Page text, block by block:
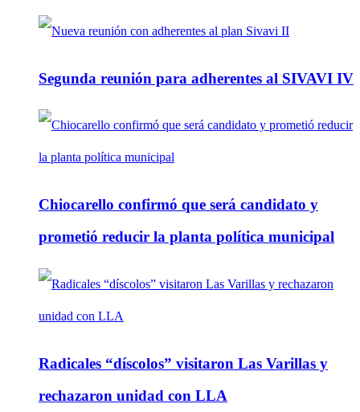
Segunda reunión para adherentes al SIVAVI IV
Chiocarello confirmó que será candidato y
prometió reducir la planta política municipal
Radicales “díscolos” visitaron Las Varillas y
rechazaron unidad con LLA